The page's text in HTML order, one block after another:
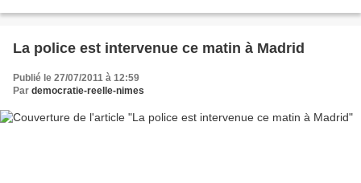
La police est intervenue ce matin à Madrid
Publié le 27/07/2011 à 12:59
Par democratie-reelle-nimes